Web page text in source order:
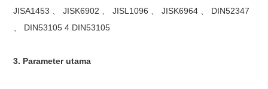
JISA1453 、 JISK6902 、 JISL1096 、 JISK6964 、 DIN52347
、 DIN53105 4 DIN53105
3. Parameter utama